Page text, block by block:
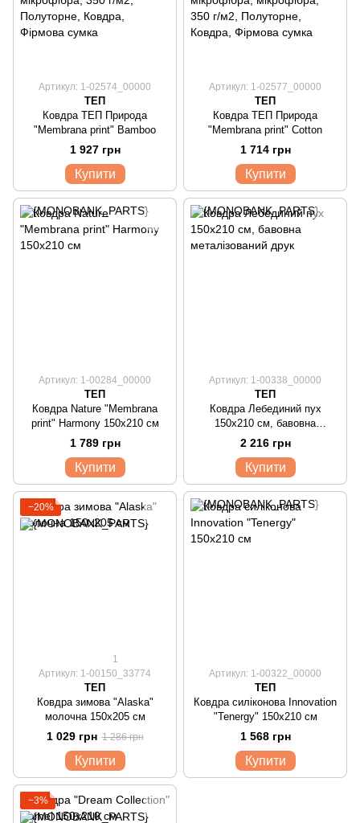
Артикул: 1-02574_00000
ТЕП
Ковдра ТЕП Природа
"Membrana print" Bamboo
1 927 грн
Купити
Артикул: 1-02577_00000
ТЕП
Ковдра ТЕП Природа
"Membrana print" Cotton
1 714 грн
Купити
Артикул: 1-00284_00000
ТЕП
Ковдра Nature "Membrana
print" Harmony 150x210 см
1 789 грн
Купити
Артикул: 1-00338_00000
ТЕП
Ковдра Лебединий пух
150х210 см, бавовна
металізований друк
2 216 грн
Купити
−20%
1
Артикул: 1-00150_33774
ТЕП
Ковдра зимова "Alaska"
молочна 150x205 см
1 029 грн 1 286 грн
Купити
Артикул: 1-00322_00000
ТЕП
Ковдра силіконова Innovation
"Tenergy" 150x210 см
1 568 грн
Купити
−3%